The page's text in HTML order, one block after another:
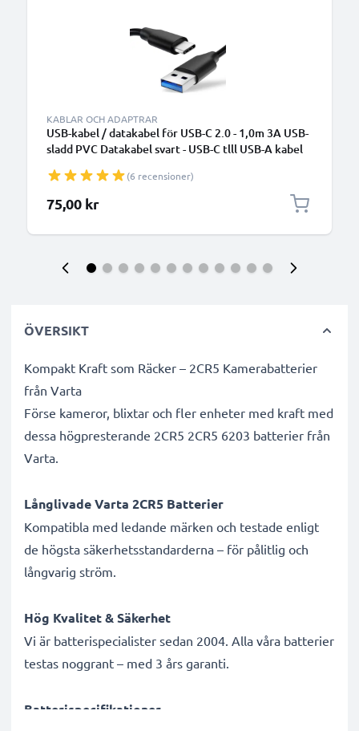
KABLAR OCH ADAPTRAR
USB-kabel / datakabel för USB-C 2.0 - 1,0m 3A USB-
sladd PVC Datakabel svart - USB-C tlll USB-A kabel
(6 recensioner)
75,00 kr
ÖVERSIKT
Kompakt Kraft som Räcker – 2CR5 Kamerabatterier
från Varta
Förse kameror, blixtar och fler enheter med kraft med
dessa högpresterande 2CR5 2CR5 6203 batterier från
Varta.
Långlivade Varta 2CR5 Batterier
Kompatibla med ledande märken och testade enligt
de högsta säkerhetsstandarderna – för pålitlig och
långvarig ström.
Hög Kvalitet & Säkerhet
Vi är batterispecialister sedan 2004. Alla våra batterier
testas noggrant – med 3 års garanti.
Batterispecifikationer